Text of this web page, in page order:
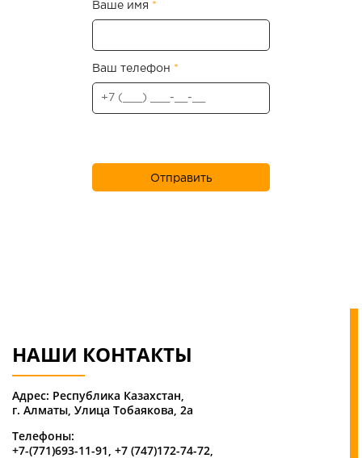
Ваше имя *
Ваш телефон *
НАШИ КОНТАКТЫ
Адрес: Республика Казахстан,
г. Алматы, ​Улица Тобаякова, 2а
Телефоны:
+7-(771)693-11-91, +7 (747)172-74-72,